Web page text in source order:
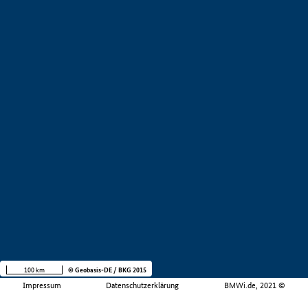
Impressum Datenschutzerklärung BMWi.de, 2021 ©
100 km © Geobasis-DE / BKG 2015